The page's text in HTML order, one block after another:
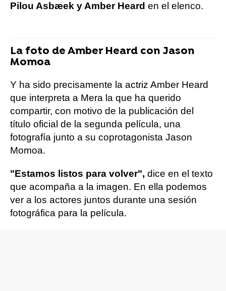
Pilou Asbæek y Amber Heard en el elenco.
La foto de Amber Heard con Jason
Momoa
Y ha sido precisamente la actriz Amber Heard
que interpreta a Mera la que ha querido
compartir, con motivo de la publicación del
título oficial de la segunda película, una
fotografía junto a su coprotagonista Jason
Momoa.
"Estamos listos para volver", dice en el texto
que acompaña a la imagen. En ella podemos
ver a los actores juntos durante una sesión
fotográfica para la película.